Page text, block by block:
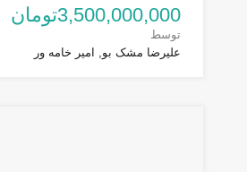
3,500,000,000تومان
توسط
علیرضا مشک بو, امیر خامه ور